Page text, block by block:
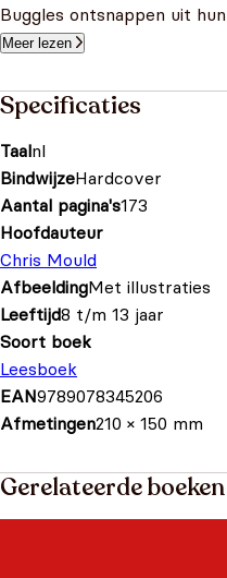
Buggles ontsnappen uit
Meer lezen
Specificaties
Taalnl
BindwijzeHardcover
Aantal pagina's173
Hoofdauteur
Chris Mould
AfbeeldingMet illustraties
Leeftijd8 t/m 13 jaar
Soort boek
Leesboek
EAN9789078345206
Afmetingen210 × 150 mm
Gerelateerde